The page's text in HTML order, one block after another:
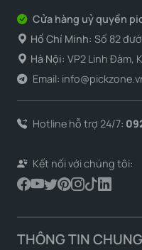
Cửa hàng uỷ quyền
Hồ Chí Minh: Số 82
Hà Nội: VP2 Linh Đàm,
Email:
Hotline hỗ trợ 24/7:
Kết nối với chúng tôi:
THÔNG TIN CHUNG